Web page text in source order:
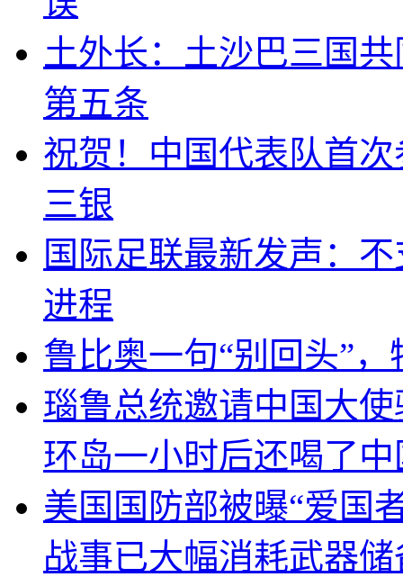
土外长：土沙巴三国
第五条
祝贺！中国代表队首
三银
国际足联最新发声：
进程
鲁比奥一句“别回头”
瑙鲁总统邀请中国大
环岛一小时后还喝了
美国国防部被曝“爱国
战事已大幅消耗武器储